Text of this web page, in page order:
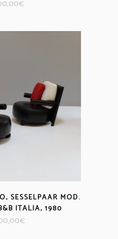
€
SESSELPAAR MOD.
ITALIA, 1980
€